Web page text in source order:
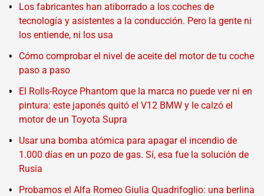
Los fabricantes han atiborrado a los coches de
tecnología y asistentes a la conducción. Pero la gente ni
los entiende, ni los usa
Cómo comprobar el nivel de aceite del motor de tu coche
paso a paso
El Rolls-Royce Phantom que la marca no puede ver ni en
pintura: este japonés quitó el V12 BMW y le calzó el
motor de un Toyota Supra
Usar una bomba atómica para apagar el incendio de
1.000 días en un pozo de gas. Sí, esa fue la solución de
Rusia
Probamos el Alfa Romeo Giulia Quadrifoglio: una berlina